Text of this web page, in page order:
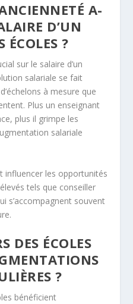
A-
D’UN
ÉCOLES ?
sur le salaire d’un
salariale se fait
à mesure que
Plus un enseignant
plus il grimpe les
salariale
influencer les opportunités
tels que conseiller
s’accompagnent souvent
DES ÉCOLES
?
bénéficient